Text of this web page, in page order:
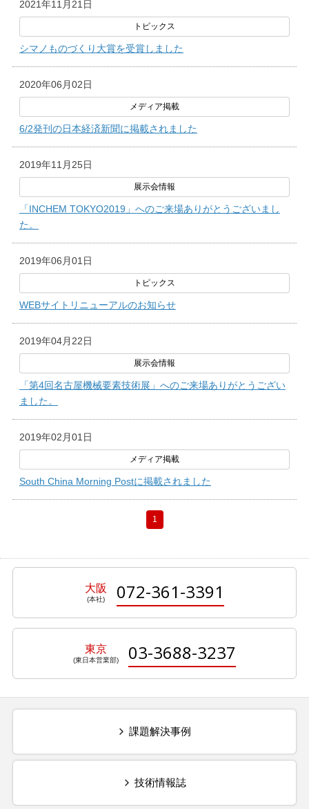
2021年11月21日
シマノものづくり大賞を受賞しました
2020年06月02日
6/2発刊の日本経済新聞に掲載されました
2019年11月25日
「INCHEM TOKYO2019」へのご来場ありがとうございまし
た。
2019年06月01日
WEBサイトリニューアルのお知らせ
2019年04月22日
「第4回名古屋機械要素技術展」へのご来場ありがとうござい
ました。
2019年02月01日
South China Morning Postに掲載されました
1
大阪 072-361-3391
東京 03-3688-3237
課題解決事例
技術情報誌